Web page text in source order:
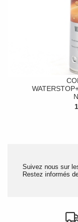
Suivez nous sur
Restez informés